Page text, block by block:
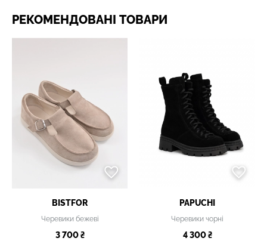
РЕКОМЕНДОВАНІ ТОВАРИ
BISTFOR
Черевики бежеві
3 700 ₴
PAPUCHI
Черевики чорні
4 300 ₴